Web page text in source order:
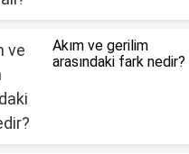
Akım ve gerilim
arasındaki fark nedir?